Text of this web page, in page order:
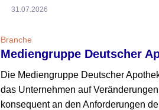
31.07.2026
Branche
Mediengruppe Deutscher
Die Mediengruppe Deutscher
das Unternehmen auf
konsequent an den Anforderungen